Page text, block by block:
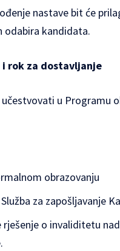
nastave bit će
odabira kandidata.
rok za dostavljanje
u Programu
obrazovanju
za zapošljavanje
o invaliditetu